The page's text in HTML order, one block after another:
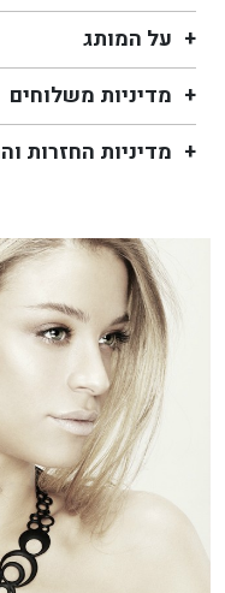
על המותג
מדיניות משלוחים
מדיניות החזרות